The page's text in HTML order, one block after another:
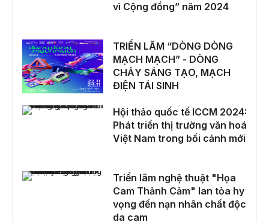
vì Cộng đồng” năm 2024
TRIỂN LÃM “DÒNG DÒNG MẠCH MẠCH” - DÒNG CHẢY SÁNG TẠO, MẠCH ĐIỆN TÁI SINH
TRIỂN LÃM “DÒNG DÒNG
MẠCH MẠCH” - DÒNG
CHẢY SÁNG TẠO, MẠCH
ĐIỆN TÁI SINH
Hội thảo quốc tế ICCM 2024: Phát triển thị trường văn hoá Việt Nam trong bối cảnh mới
Hội thảo quốc tế ICCM 2024:
Phát triển thị trường văn hoá
Việt Nam trong bối cảnh mới
Triển lãm nghệ thuật "Họa Cam Thảnh Cảm" lan tỏa hy vọng đến nạn nhân chất độc da cam
Triển lãm nghệ thuật "Họa
Cam Thảnh Cảm" lan tỏa hy
vọng đến nạn nhân chất độc
da cam